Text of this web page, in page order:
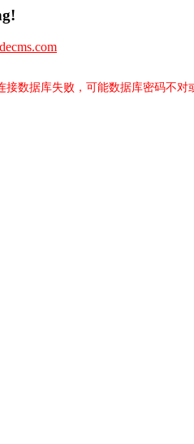
接数据库失败，可能数据库密码不对